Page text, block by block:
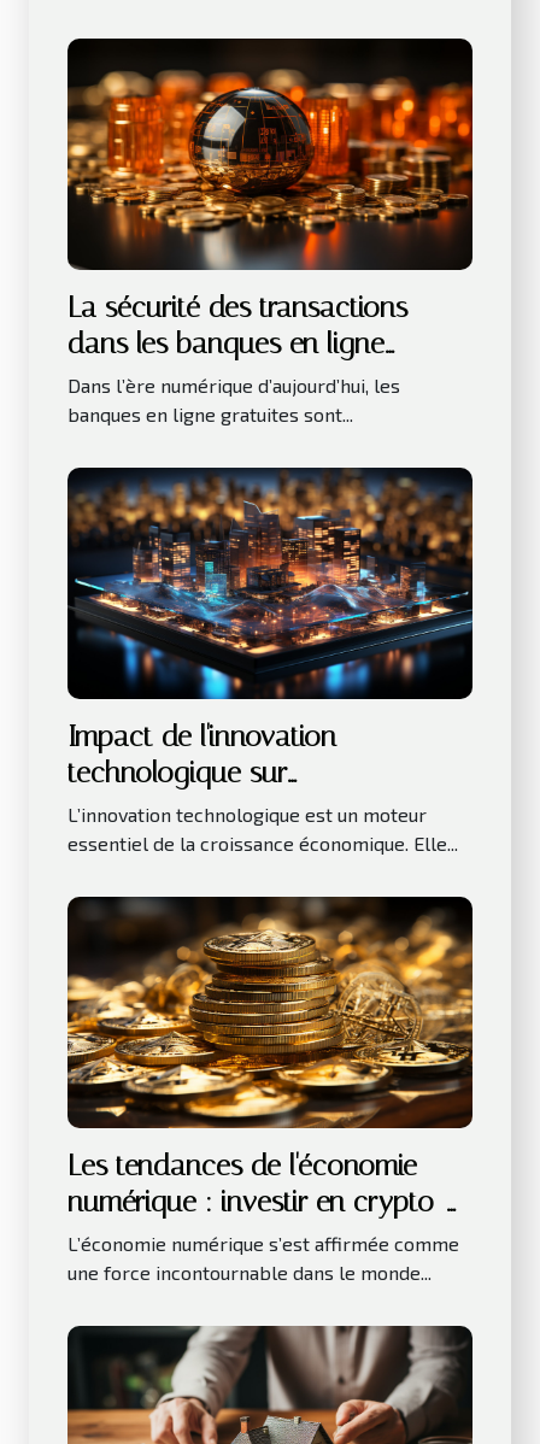
La sécurité des transactions
dans les banques en ligne
gratuites
Dans l’ère numérique d’aujourd’hui, les
banques en ligne gratuites sont...
Impact de l'innovation
technologique sur
l'investissement immobilier
L’innovation technologique est un moteur
essentiel de la croissance économique. Elle...
Les tendances de l'économie
numérique : investir en crypto-
monnaies
L’économie numérique s’est affirmée comme
une force incontournable dans le monde...